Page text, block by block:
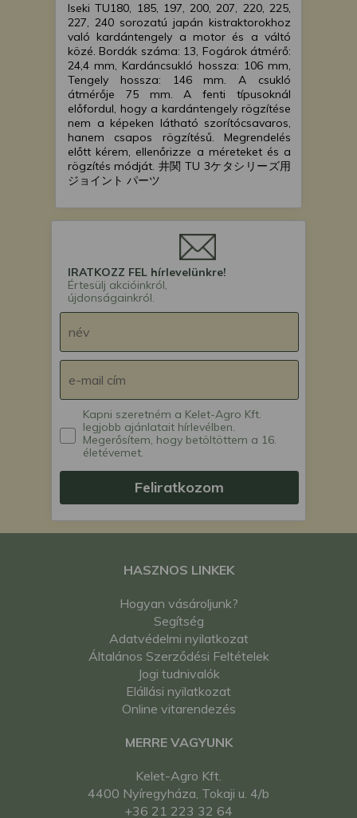
Iseki TU180, 185, 197, 200, 207, 220, 225,
227, 240 sorozatú japán kistraktorokhoz
való kardántengely a motor és a váltó
közé. Bordák száma: 13, Fogárok átmérő:
24,4 mm, Kardáncsukló hossza: 106 mm,
Tengely hossza: 146 mm. A csukló
átmérője 75 mm. A fenti típusoknál
előfordul, hogy a kardántengely rögzítése
nem a képeken látható szorítócsavaros,
hanem csapos rögzítésű. Megrendelés
előtt kérem, ellenőrizze a méreteket és a
rögzítés módját. 井関 TU 3ケタシリーズ用
ジョイント パーツ
IRATKOZZ FEL hírlevelünkre!
Értesülj akcióinkról,
újdonságainkról.
Kapni szeretném a Kelet-Agro Kft.
legjobb ajánlatait hírlevélben.
Megerősítem, hogy betöltöttem a 16.
életévemet.
Feliratkozom
HASZNOS LINKEK
Hogyan vásároljunk?
Segítség
Adatvédelmi nyilatkozat
Általános Szerződési Feltételek
Jogi tudnivalók
Elállási nyilatkozat
Online vitarendezés
MERRE VAGYUNK
Kelet-Agro Kft.
4400 Nyíregyháza, Tokaji u. 4/b
+36 21 223 32 64
adatvédelmi szabályzatunk segítségével
bármikor megváltoztathatja a
beállításait.